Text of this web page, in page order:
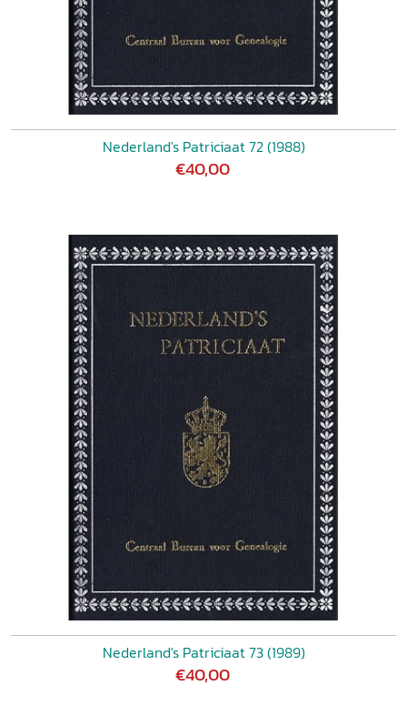
Nederland's Patriciaat 72 (1988)
€40,00
Nederland's Patriciaat 73 (1989)
€40,00